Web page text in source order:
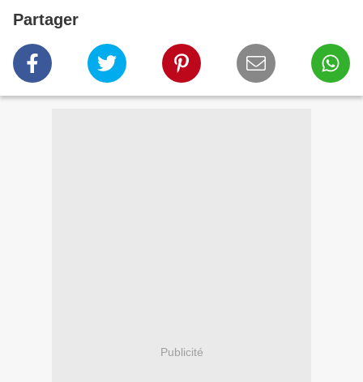
Partager
Publicité